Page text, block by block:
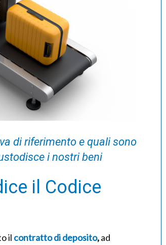
di riferimento e quali sono
i nostri beni
il Codice
il contratto di deposito,ad